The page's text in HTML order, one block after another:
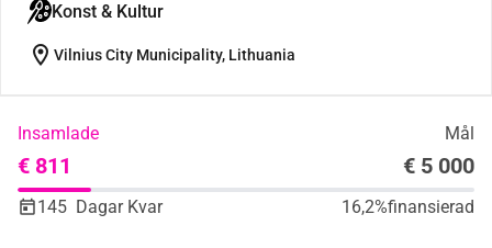
Konst & Kultur
location_on Vilnius City Municipality, Lithuania
Insamlade Mål
€ 811 € 5 000
145 Dagar Kvar 16,2%finansierad